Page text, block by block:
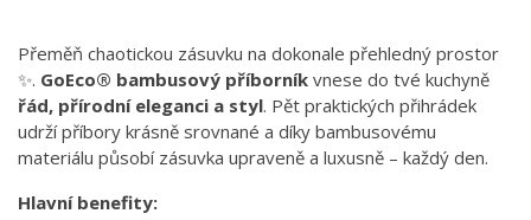
Přeměň chaotickou zásuvku na dokonale přehledný prostor
✨. GoEco® bambusový příborník vnese do tvé kuchyně
řád, přírodní eleganci a styl. Pět praktických přihrádek
udrží příbory krásně srovnané a díky bambusovému
materiálu působí zásuvka upraveně a luxusně – každý den.
Hlavní benefity: